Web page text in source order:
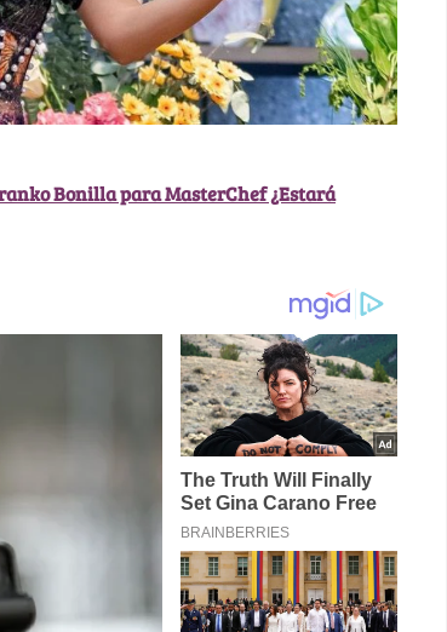
Bonilla para MasterChef ¿Estará